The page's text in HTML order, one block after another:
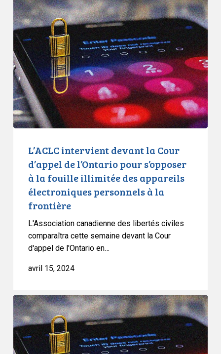
déraisonnable
de
la
vie
privée
L’ACLC
intervient
devant
la
Cour
d’appel
de
l’Ontario
pour
s’opposer
illimitée
appareils
électroniques
personnels
L’ACLC intervient devant la Cour
d’appel de l’Ontario pour s’opposer
à la fouille illimitée des appareils
électroniques personnels à la
frontière
L'Association canadienne des libertés civiles
comparaîtra cette semaine devant la Cour
d'appel de l'Ontario en…
avril 15, 2024
La
Cour
suprême
du
Canada